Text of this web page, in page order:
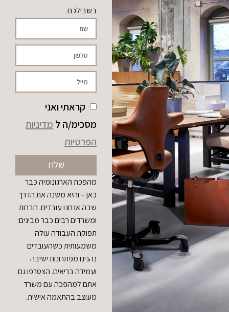
בשבילכם
קראתי ואני
מסכימ/ה ל מדיניות
הפרטיות
שלח
מהפכת הארגונומיה כבר
כאן – והיא משנה את הדרך
שבה אנחנו עובדים. חברות
ומשרדים רבים כבר מבינים:
תפוקת העבודה עולה
משמעותית כשהעובדים
נהנים מפתרונות ישיבה
ועמידה בריאים. הצטרפו גם
אתם למהפכה עם משרד
מעוצב בהתאמה אישית.